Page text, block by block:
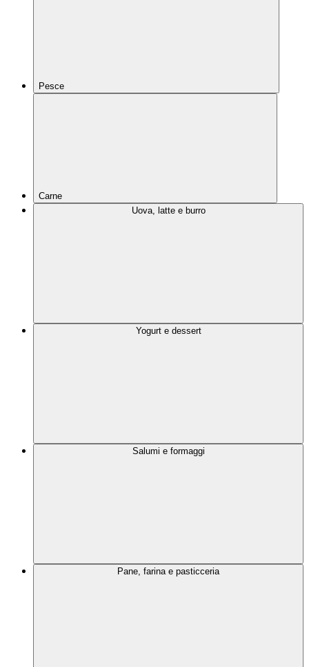
Pesce
Carne
Uova, latte e burro
Yogurt e dessert
Salumi e formaggi
Pane, farina e pasticceria